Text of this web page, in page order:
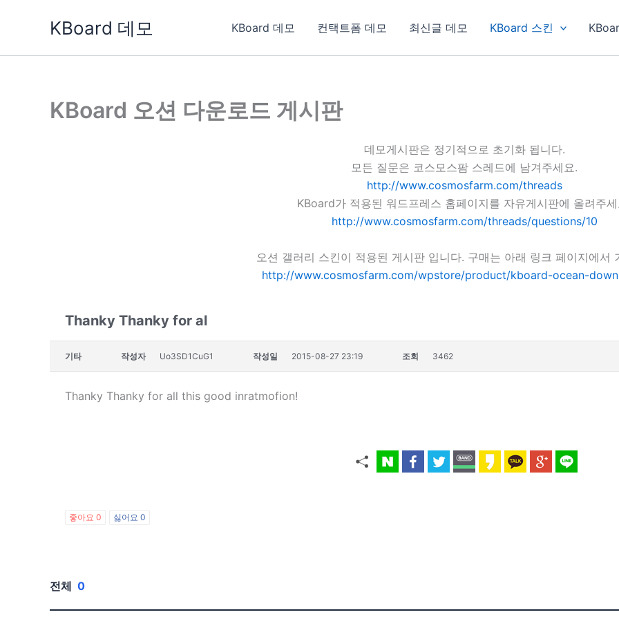
KBoard 데모 KBoard 데모 컨택트폼 데모 최신글 데모 KBoard 스킨
KBoard 오션 다운로드 게시판
데모게시판은 정기적으로 초기화 됩니다.
모든 질문은 코스모스팜 스레드에 남겨주세요.
http://www.cosmosfarm.com/threads
KBoard가 적용된 워드프레스 홈페이지를 자유게시판에 올려주
http://www.cosmosfarm.com/threads/questions/10
오션 갤러리 스킨이 적용된 게시판 입니다. 구매는 아래 링크 페이지에서
http://www.cosmosfarm.com/wpstore/product/kboard-ocean-
Thanky Thanky for al
기타 작성자 Uo3SD1CuG1 작성일 2015-08-27 23:19 조회 3462
Thanky Thanky for all this good inratmofion!
좋아요 0 싫어요 0
전체 0